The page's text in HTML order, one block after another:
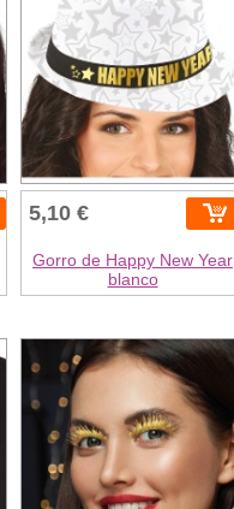
5,10 €
Gorro de Happy New Year
blanco